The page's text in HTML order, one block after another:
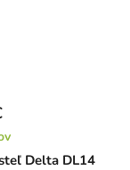
Delta DL14